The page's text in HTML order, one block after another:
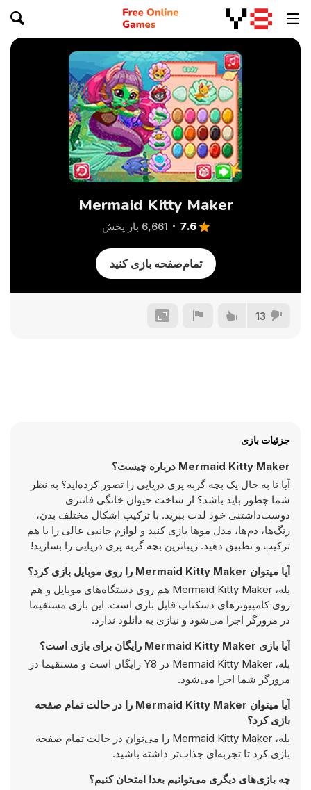
Mermaid Kitty Maker
7.6 6,661 بار پخش
تمام‌صفحه بازی کنید
13
جزئیات بازی
Mermaid Kitty Maker درباره چیست؟
آیا تا به حال یک بچه گربه پری دریایی را تصور کرده‌اید؟ به نظر
شما چطور باید باشد؟ از ساخت حیوان خانگی فانتزی
دوست‌داشتنی خود لذت ببرید. با ترکیب اشکال مختلف بدن،
رنگ‌ها، دم‌ها، مدل موها بازی کنید و لوازم جانبی عالی را با هم
ترکیب و تطبیق دهید. زیباترین بچه گربه پری دریایی را بسازید!
آیا میتوان Mermaid Kitty Maker را روی موبایل بازی کرد؟
بله، Mermaid Kitty Maker هم روی دستگاه‌های موبایل و هم
روی کامپیوترهای دسکتاپ قابل بازی است. این بازی مستقیما
در مرورگر اجرا می‌شود و نیازی به دانلود ندارد.
آیا بازی Mermaid Kitty Maker رایگان برای بازی است؟
بله، Mermaid Kitty Maker در Y8 رایگان است و مستقیما در
مرورگر شما اجرا می‌شود.
آیا میتوان Mermaid Kitty Maker را در حالت تمام صفحه
بازی کرد؟
بله، Mermaid Kitty Maker را می‌توان در حالت تمام صفحه
بازی کرد تا تجربه‌ای جذاب‌تر داشته باشید.
چه بازی‌های دیگری می‌توانیم بعدا امتحان کنیم؟